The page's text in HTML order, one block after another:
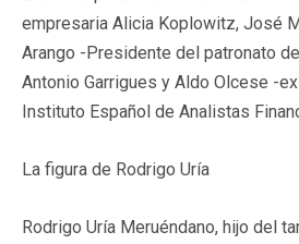
empresaria Alicia Koplowitz, José
Arango -Presidente del patronato
Antonio Garrigues y Aldo Olcese -
Instituto Español de Analistas
La figura de Rodrigo Uría
Rodrigo Uría Meruéndano, hijo del